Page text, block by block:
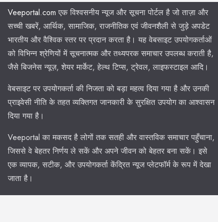
Veeportal.com एक विश्वसनीय न्यूज और सूचना पोर्टल है जो ताज़ा और
सच्ची खबरें, आर्थिक, सामाजिक, राजनीतिक एवं जीवनशैली से जुड़े अपडेट
भारतीय और वैश्विक स्तर पर प्रदान करता है। यह वेबसाइट उपयोगकर्ताओं
को विभिन्न श्रेणियों में सूचनात्मक और तथ्यपरक समाचार उपलब्ध कराती है,
जैसे बिजनेस न्यूज़, शेयर मार्केट, हेल्थ टिप्स, ट्रेवल, लाइफस्टाइल आदि।
वेबसाइट पर उपयोगकर्ता की निजता को बड़ा महत्व दिया गया है और उनकी
प्राइवेसी नीति के तहत व्यक्तिगत जानकारी के सुरक्षित उपयोग का आश्वासन
दिया गया है।
Veeportal का मकसद है लोगों तक सतही और वास्तविक समाचार पहुँचाना,
जिससे वे बेहतर निर्णय ले सकें और अपने जीवन को बेहतर बना सकें। इसे
एक व्यापक, सटीक, और उपयोगकर्ता केंद्रित न्यूज प्लेटफॉर्म के रूप में देखा
जाता है।